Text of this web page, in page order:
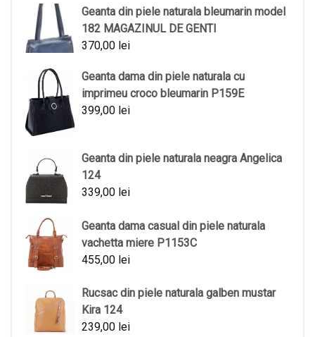
Geanta din piele naturala bleumarin model
182 MAGAZINUL DE GENTI
370,00 lei
Geanta dama din piele naturala cu
imprimeu croco bleumarin P159E
399,00 lei
Geanta din piele naturala neagra Angelica
124
339,00 lei
Geanta dama casual din piele naturala
vachetta miere P1153C
455,00 lei
Rucsac din piele naturala galben mustar
Kira 124
239,00 lei